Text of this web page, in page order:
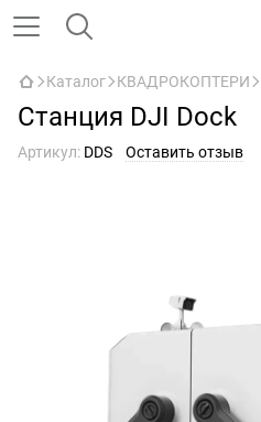
Каталог КВАДРОКОПТЕРИ
Станция DJI Dock
Артикул: DDS Оставить отзыв